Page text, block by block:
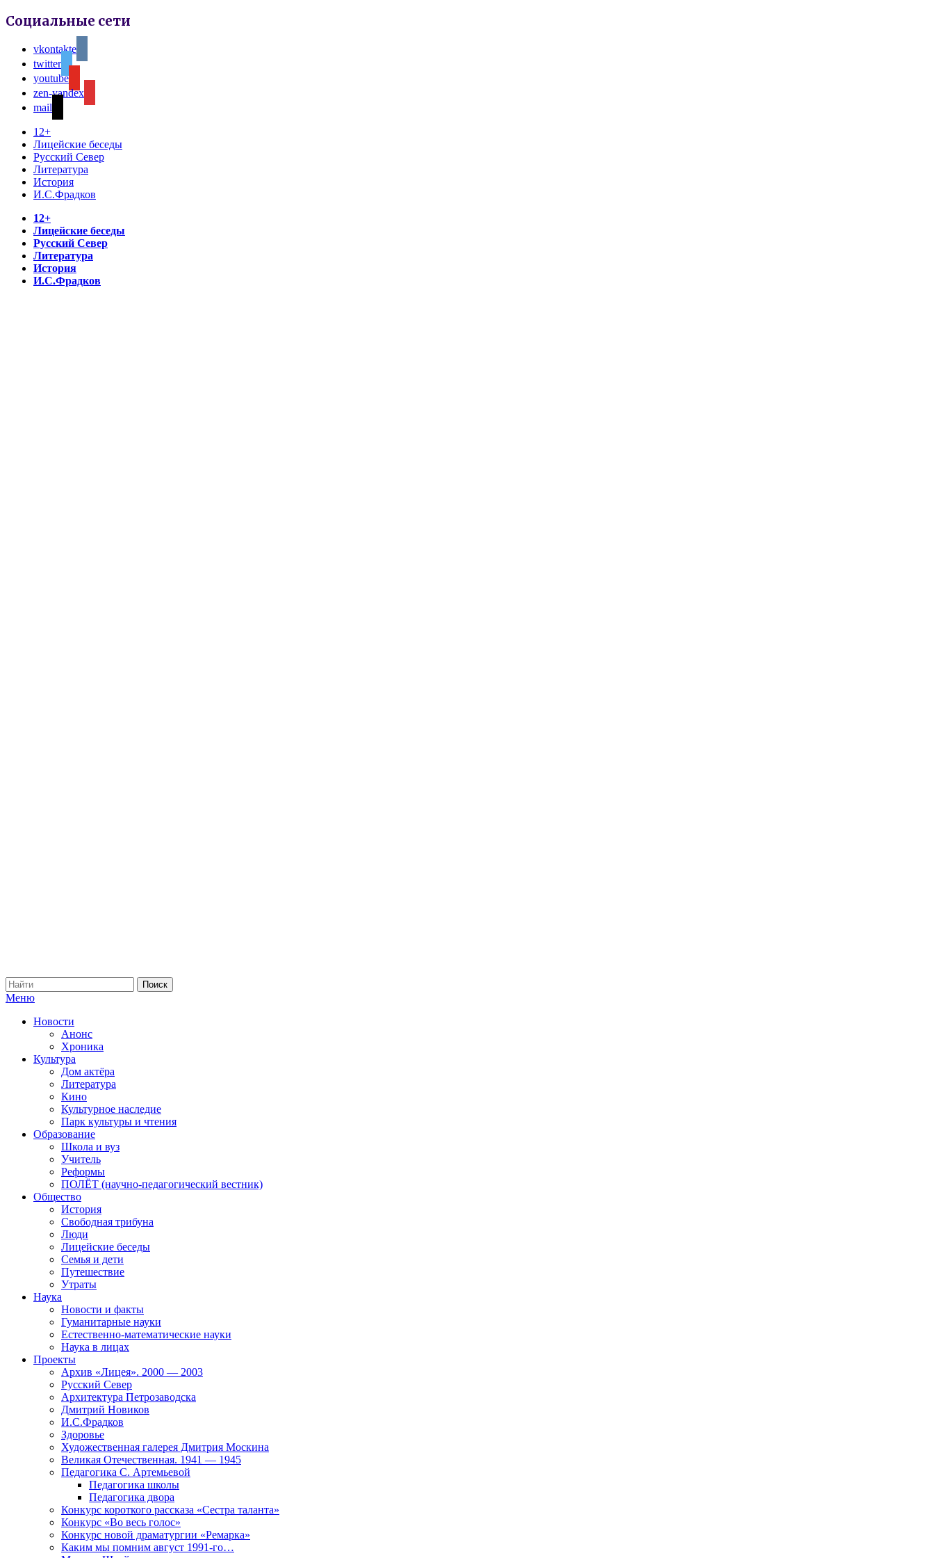
Социальные сети
vkontakte
twitter
youtube
zen-yandex
mail
12+
Лицейские беседы
Русский Север
Литература
История
И.С.Фрадков
12+
Лицейские беседы
Русский Север
Литература
История
И.С.Фрадков
Меню
Новости
Анонс
Хроника
Культура
Дом актёра
Литература
Кино
Культурное наследие
Парк культуры и чтения
Образование
Школа и вуз
Учитель
Реформы
ПОЛЁТ (научно-педагогический вестник)
Общество
История
Свободная трибуна
Люди
Лицейские беседы
Семья и дети
Путешествие
Утраты
Наука
Новости и факты
Гуманитарные науки
Естественно-математические науки
Наука в лицах
Проекты
Архив «Лицея». 2000 — 2003
Русский Север
Архитектура Петрозаводска
Дмитрий Новиков
И.С.Фрадков
Здоровье
Художественная галерея Дмитрия Москина
Великая Отечественная. 1941 — 1945
Педагогика С. Артемьевой
Педагогика школы
Педагогика двора
Конкурс короткого рассказа «Сестра таланта»
Конкурс «Во весь голос»
Конкурс новой драматургии «Ремарка»
Каким мы помним август 1991-го…